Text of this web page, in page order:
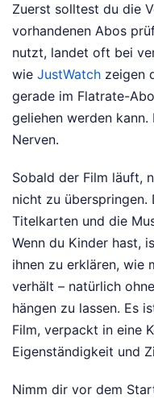
Zuerst solltest du die
vorhandenen Abos
nutzt, landet oft bei
wie JustWatch zeigen
gerade im Flatrate-
geliehen werden
Nerven.
Sobald der Film läuft,
nicht zu überspringen.
Titelkarten und die
Wenn du Kinder hast,
ihnen zu erklären, wie
verhält – natürlich
hängen zu lassen. Es
Film, verpackt in eine
Eigenständigkeit und
Nimm dir vor dem